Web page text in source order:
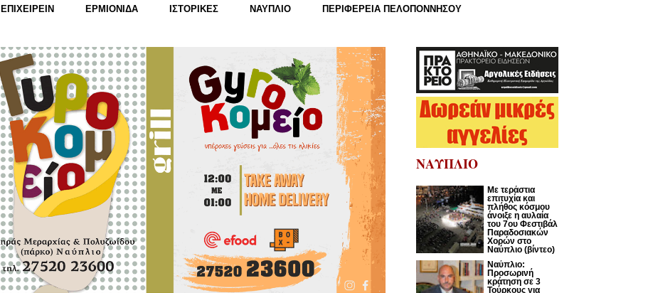
ΕΠΙΧΕΙΡΕΙΝ ΕΡΜΙΟΝΙΔΑ ΙΣΤΟΡΙΚΕΣ ΝΑΥΠΛΙΟ ΠΕΡΙΦΕΡΕΙΑ ΠΕΛΟΠΟΝΝΗΣΟΥ
ΝΑΥΠΛΙΟ
Με τεράστια
επιτυχία και
πλήθος κόσμου
άνοιξε η αυλαία
του 7ου Φεστιβάλ
Παραδοσιακών
Χορών στο
Ναύπλιο (βίντεο)
Ναύπλιο:
Προσωρινή
κράτηση σε 3
Τούρκους για